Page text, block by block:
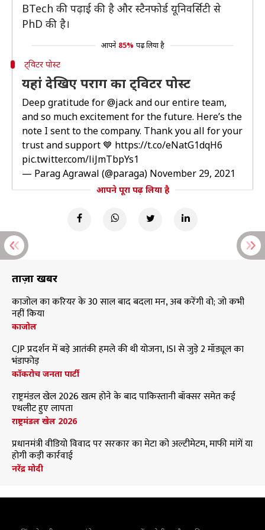
BTech की पढ़ाई की है और स्टैनफोर्ड यूनिवर्सिटी से
PhD की है।
आपने 85% पढ़ लिया है
ट्विटर पोस्ट
यहां देखिए पराग का ट्विटर पोस्ट
Deep gratitude for@jackand our entire team,
and so much excitement for the future. Here’s the
note I sent to the company. Thank you all for your
trust and support 💙 https://t.co/eNatG1dqH6
pic.twitter.com/liJmTbpYs1
— Parag Agrawal (@paraga) November 29, 2021
आपने पूरा पढ़ लिया है
ताज़ा खबरें
काजोल का करियर के 30 साल बाद बदला मन, अब करेंगी वो; जो कभी
नहीं किया
काजोल
CJP प्रदर्शन में बड़े आतंकी हमले की थी योजना, ISI से जुड़े 2 मॉड्यूल का
भंडाफोड़
कॉकरोच जनता पार्टी
राष्ट्रमंडल खेल 2026 खत्म होने के बाद पाकिस्तानी बॉक्सर समेत कई
एथलीट हुए लापता
राष्ट्रमंडल खेल 2026
प्रधानमंत्री वीडियो विवाद पर सरकार का मेटा को अल्टीमेटम, माफी मांगें या
होगी कड़ी कार्रवाई
नरेंद्र मोदी